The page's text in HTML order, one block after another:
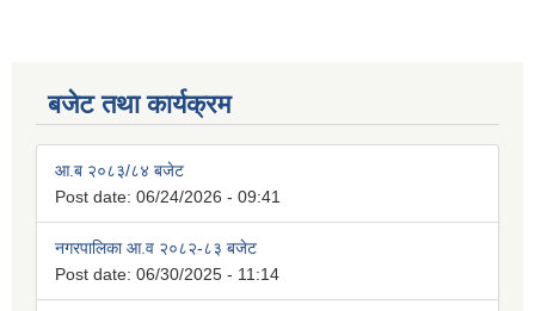
बजेट तथा कार्यक्रम
आ.ब २०८३/८४ बजेट
Post date: 06/24/2026 - 09:41
नगरपालिका आ.व २०८२-८३ बजेट
Post date: 06/30/2025 - 11:14